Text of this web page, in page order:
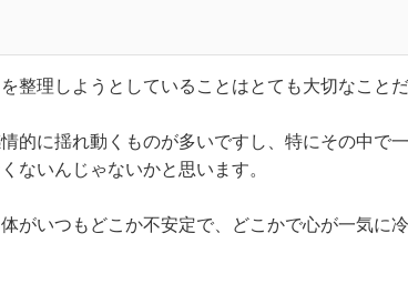
整理しようとしていることはとても大切なことだ
的に揺れ動くものが多いですし、特にその中で
ないんじゃないかと思います。
がいつもどこか不安定で、どこかで心が一気に